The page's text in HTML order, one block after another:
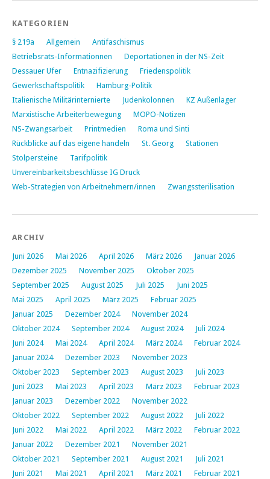
KATEGORIEN
§ 219a Allgemein
Antifaschismus
Betriebsrats-Informationnen
Deportationen in der NS-Zeit
Dessauer Ufer
Entnazifizierung
Friedenspolitik
Gewerkschaftspolitik
Hamburg-Politik
Italienische Militärinternierte
Judenkolonnen
KZ Außenlager
Marxistische Arbeiterbewegung
MOPO-Notizen
NS-Zwangsarbeit
Printmedien
Roma und Sinti
Rückblicke auf das eigene handeln
St. Georg
Stationen
Stolpersteine
Tarifpolitik
Unvereinbarkeitsbeschlüsse IG Druck
Web-Strategien von Arbeitnehmern/innen
Zwangssterilisation
ARCHIV
Juni 2026 Mai 2026 April 2026 März 2026
Januar 2026
Dezember 2025
November 2025
Oktober 2025
September 2025
August 2025 Juli 2025
Juni 2025
Mai 2025
April 2025 März 2025
Februar 2025
Januar 2025
Dezember 2024
November 2024
Oktober 2024
September 2024 August 2024
Juli 2024
Juni 2024
Mai 2024 April 2024 März 2024
Februar 2024
Januar 2024
Dezember 2023
November 2023
Oktober 2023
September 2023 August 2023
Juli 2023
Juni 2023
Mai 2023 April 2023 März 2023
Februar 2023
Januar 2023
Dezember 2022
November 2022
Oktober 2022
September 2022 August 2022
Juli 2022
Juni 2022
Mai 2022 April 2022 März 2022
Februar 2022
Januar 2022
Dezember 2021
November 2021
Oktober 2021
September 2021 August 2021
Juli 2021
Juni 2021
Mai 2021 April 2021 März 2021
Februar 2021